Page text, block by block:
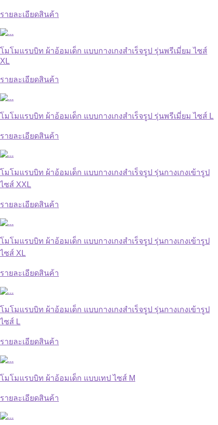
รายละเอียดสินค้า
โมโมแรบบิท ผ้าอ้อมเด็ก แบบกางเกงสำเร็จรูป รุ่นพรีเมี่ยม ไซส์
XL
รายละเอียดสินค้า
โมโมแรบบิท ผ้าอ้อมเด็ก แบบกางเกงสำเร็จรูป รุ่นพรีเมี่ยม ไซส์ L
รายละเอียดสินค้า
โมโมแรบบิท ผ้าอ้อมเด็ก แบบกางเกงสำเร็จรูป รุ่นกางเกงเข้ารูป
ไซส์ XXL
รายละเอียดสินค้า
โมโมแรบบิท ผ้าอ้อมเด็ก แบบกางเกงสำเร็จรูป รุ่นกางเกงเข้ารูป
ไซส์ XL
รายละเอียดสินค้า
โมโมแรบบิท ผ้าอ้อมเด็ก แบบกางเกงสำเร็จรูป รุ่นกางเกงเข้ารูป
ไซส์ L
รายละเอียดสินค้า
โมโมแรบบิท ผ้าอ้อมเด็ก แบบเทป ไซส์ M
รายละเอียดสินค้า